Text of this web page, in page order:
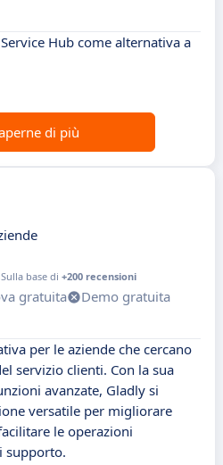
Hub come alternativa a
di più
Sulla base di +200 recensioni
gratuita
Demo gratuita
per le aziende che cercano
servizio clienti. Con la sua
avanzate, Gladly si
versatile per migliorare
le operazioni
supporto.